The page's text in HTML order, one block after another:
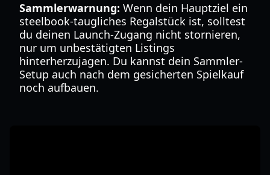
Sammlerwarnung: Wenn dein Hauptziel ein
steelbook-taugliches Regalstück ist, solltest
du deinen Launch-Zugang nicht stornieren,
nur um unbestätigten Listings
hinterherzujagen. Du kannst dein Sammler-
Setup auch nach dem gesicherten Spielkauf
noch aufbauen.